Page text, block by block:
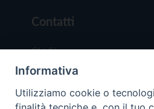
Contatti
Chi Siamo
Redazione
Scrivici
Informativa
Utilizziamo cookie o